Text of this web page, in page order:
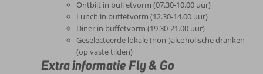
Ontbijt in buffetvorm (07.30-10.00 uur)
Lunch in buffetvorm (12.30-14.00 uur)
Diner in buffetvorm (19.30-21.00 uur)
Geselecteerde lokale (non-)alcoholische dranken
(op vaste tijden)
Extra informatie Fly & Go